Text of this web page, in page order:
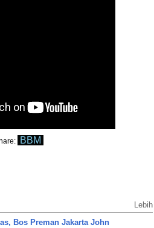
BBM
Lebih
Bos Preman Jakarta John